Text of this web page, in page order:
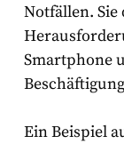
Notfällen.
Smartphone
Ein Beispiel